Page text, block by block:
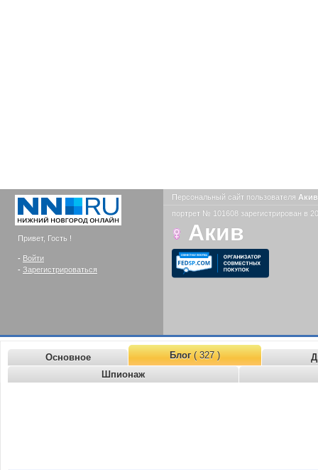
Привет, Гость !
- Войти
- Зарегистрироваться
Персональный сайт пользователя
портрет № 101608 зарегистрирован в
Акив
Основное Блог( 327 )
Шпионаж